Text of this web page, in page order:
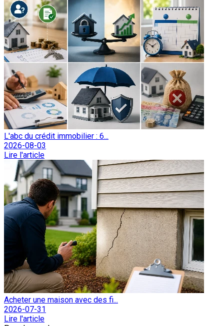
L'abc du crédit immobilier : 6...
2026-08-03
Lire l'article
Acheter une maison avec des fi...
2026-07-31
Lire l'article